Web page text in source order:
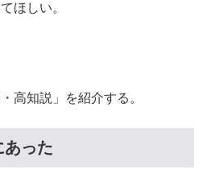
ほしい。
高知説」を紹介する。
あった